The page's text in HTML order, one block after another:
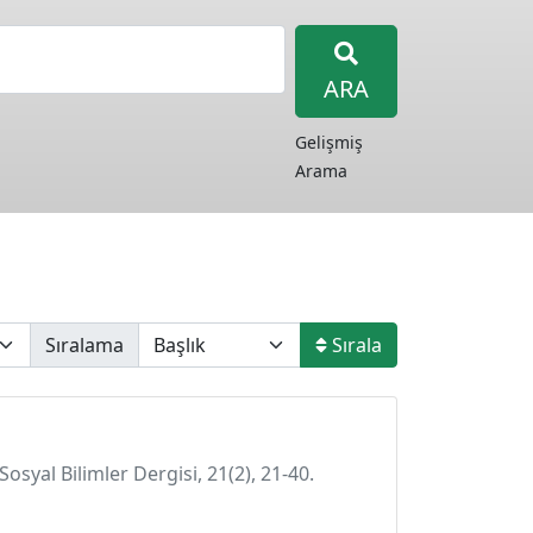
ARA
Gelişmiş
Arama
Sıralama Sırala
Bilimler Dergisi, 21(2), 21-40.